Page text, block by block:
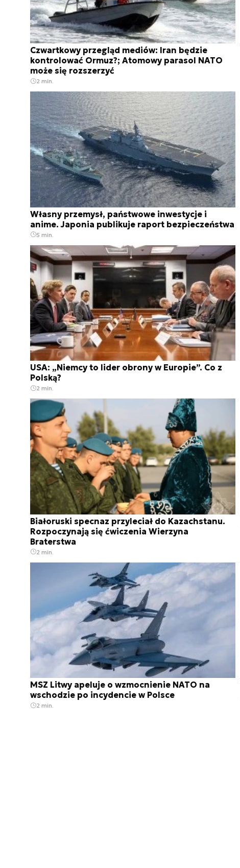
Czwartkowy przegląd mediów: Iran będzie
kontrolować Ormuz?; Atomowy parasol NATO
może się rozszerzyć
2 min.
Własny przemysł, państwowe inwestycje i
anime. Japonia publikuje raport bezpieczeństwa
5 min.
USA: „Niemcy to lider obrony w Europie”. Co z
Polską?
2 min.
Białoruski specnaz przyleciał do Kazachstanu.
Rozpoczynają się ćwiczenia Wierzyna
Braterstwa
2 min.
MSZ Litwy apeluje o wzmocnienie NATO na
wschodzie po incydencie w Polsce
2 min.